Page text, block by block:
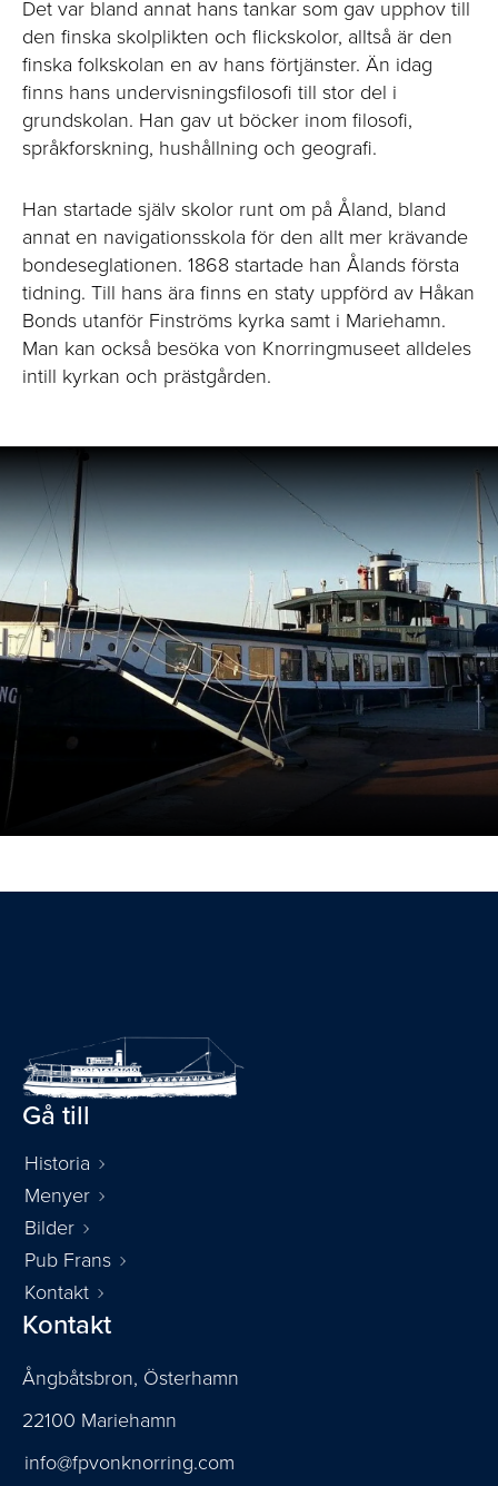
Det var bland annat hans tankar som gav upphov till
den finska skolplikten och flickskolor, alltså är den
finska folkskolan en av hans förtjänster. Än idag
finns hans undervisningsfilosofi till stor del i
grundskolan. Han gav ut böcker inom filosofi,
språkforskning, hushållning och geografi.
Han startade själv skolor runt om på Åland, bland
annat en navigationsskola för den allt mer krävande
bondeseglationen. 1868 startade han Ålands första
tidning. Till hans ära finns en staty uppförd av Håkan
Bonds utanför Finströms kyrka samt i Mariehamn.
Man kan också besöka von Knorringmuseet alldeles
intill kyrkan och prästgården.
Gå till
Historia
Menyer
Bilder
Pub Frans
Kontakt
Kontakt
Ångbåtsbron, Österhamn
22100 Mariehamn
info@fpvonknorring.com